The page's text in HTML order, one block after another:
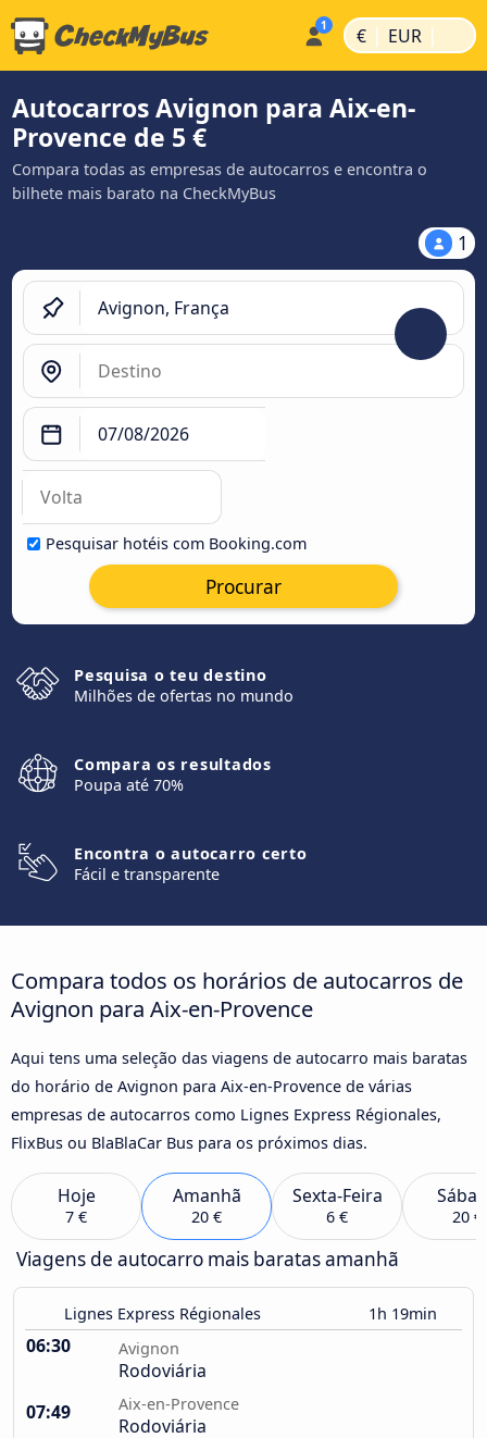
€ | EUR |
Autocarros Avignon para Aix-en-
Provence de 5 €
Compara todas as empresas de autocarros e encontra o
bilhete mais barato na CheckMyBus
1
Pesquisar hotéis com Booking.com
Procurar
Pesquisa o teu destino
Milhões de ofertas no mundo
Compara os resultados
Poupa até 70%
Encontra o autocarro certo
Fácil e transparente
Compara todos os horários de autocarros de
Avignon para Aix-en-Provence
Aqui tens uma seleção das viagens de autocarro mais baratas
do horário de Avignon para Aix-en-Provence de várias
empresas de autocarros como Lignes Express Régionales,
FlixBus ou BlaBlaCar Bus para os próximos dias.
Hoje
7 €
Amanhã
20 €
Sexta-Feira
6 € 20 €
Viagens de autocarro mais baratas amanhã
Lignes Express Régionales 1h 19min
06:30 Avignon
Rodoviária
07:49
Aix-en-Provence
Rodoviária